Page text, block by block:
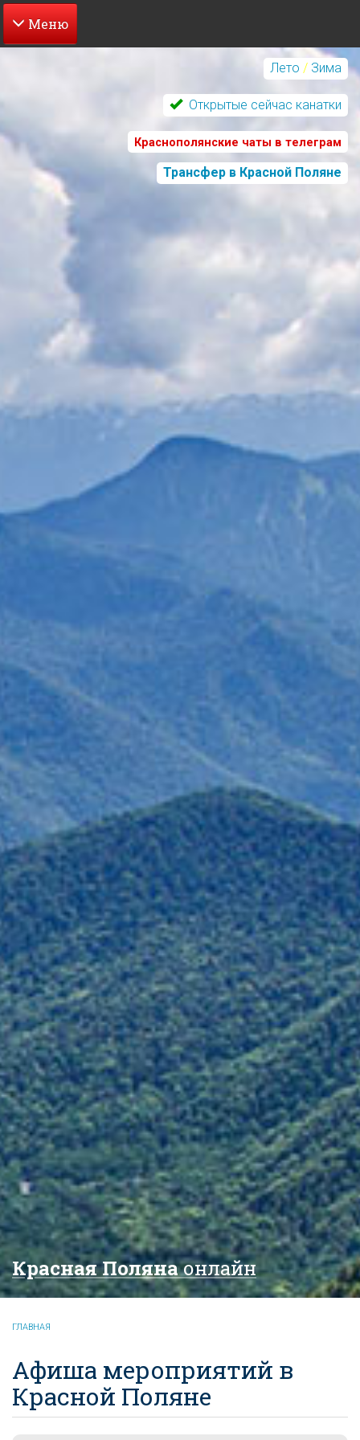
Перейти
содержанию
Лето / Зима
Открытые сейчас канатки
Краснополянские чаты в телеграм
Трансфер в Красной Поляне
Красная Полянаонлайн
ГЛАВНАЯ
Афиша мероприятий в
Красной Поляне